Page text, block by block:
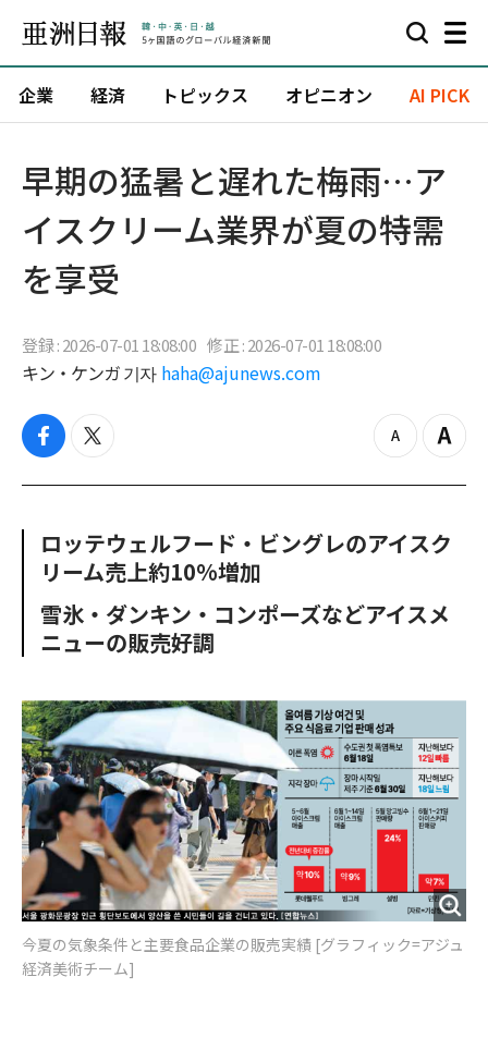
企業 経済 トピックス オピニオン AI PICK
早期の猛暑と遅れた梅雨…ア
イスクリーム業界が夏の特需
を享受
登録 : 2026-07-01 18:08:00 修正 : 2026-07-01 18:08:00
キン・ケンガ 기자 haha@ajunews.com
f
c
o
o
k
t
i
e
r
z
o
u
Z
o
n
ロッテウェルフード・ビングレのアイスク
リーム売上約10%増加
雪氷・ダンキン・コンポーズなどアイスメ
ニューの販売好調
今夏の気象条件と主要食品企業の販売実績 [グラフィック=アジュ
経済美術チーム]